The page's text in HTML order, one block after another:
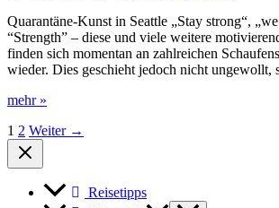
Quarantäne-Kunst in Seattle „Stay strong“,
“Strength” – diese und viele weitere
finden sich momentan an zahlreichen
wieder. Dies geschieht jedoch nicht ungewollt,
Künstler
Seattles
Straßen
in
mehr »
1 2 Weiter →
Reisetipps